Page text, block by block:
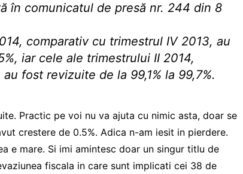
în comunicatul de presă nr. 244 din 8
comparativ cu trimestrul IV 2013, au
iar cele ale trimestrului II 2014,
fost revizuite de la 99,1% la 99,7%.
Practic pe voi nu va ajuta cu nimic asta, doar se
crestere de 0.5%. Adica n-am iesit in pierdere.
e mare. Si imi amintesc doar un singur titlu de
fiscala in care sunt implicati cei 38 de